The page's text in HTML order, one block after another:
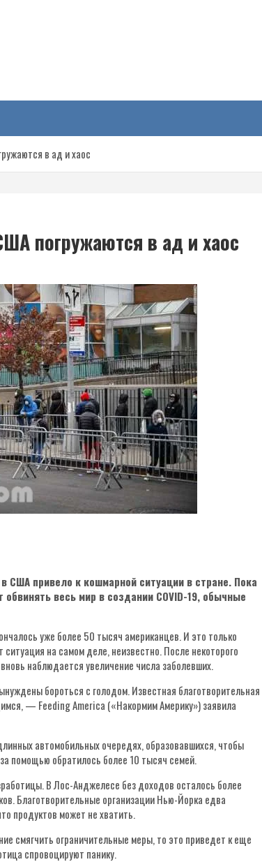
в ад и хаос
погружаются в ад и хаос
США привело к кошмарной ситуации в стране. Пока
весь мир в создании COVID-19, обычные
уже более 50 тысяч американцев. И это только
на самом деле, неизвестно. После некоторого
наблюдается увеличение числа заболевших.
бороться с голодом. Известная благотворительная
— Feeding America («Накормим Америку») заявила
автомобильных очередях, образовавшихся, чтобы
помощью обратилось более 10 тысяч семей.
В Лос-Анджелесе без доходов осталось более
Благотворительные организации Нью-Йорка едва
продуктов может не хватить.
смягчить ограничительные меры, то это приведет к еще
спровоцируют панику.